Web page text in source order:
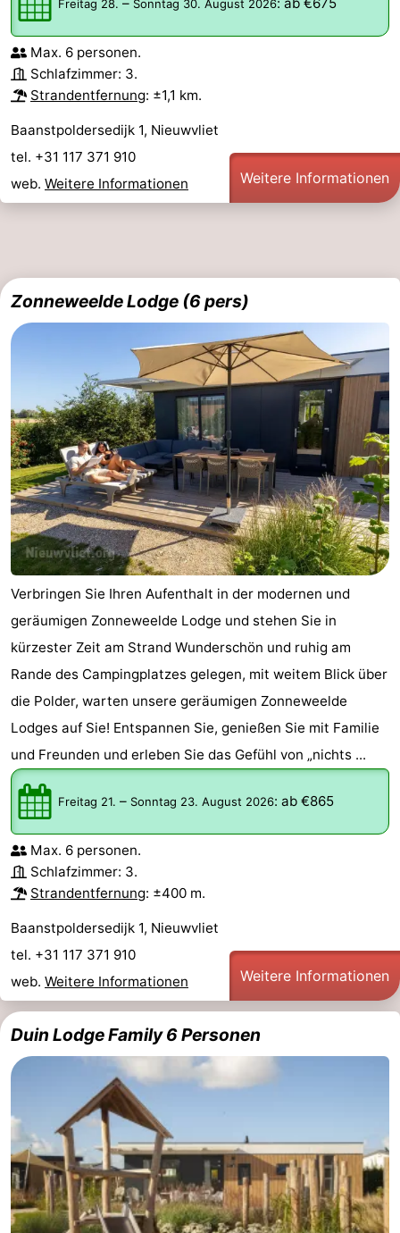
Freitag 28. Sonntag 30. August 2026
Max. 6 personen.
Schlafzimmer: 3.
Strandentfernung: ±1,1 km.
Baanstpoldersedijk 1, Nieuwvliet
tel. +31 117 371 910
web. Weitere Informationen Weitere Informationen
Zonneweelde Lodge (6 pers)
Verbringen Sie Ihren Aufenthalt in der modernen und
geräumigen Zonneweelde Lodge und stehen Sie in
kürzester Zeit am Strand Wunderschön und ruhig am
Rande des Campingplatzes gelegen, mit weitem Blick über
die Polder, warten unsere geräumigen Zonneweelde
Lodges auf Sie! Entspannen Sie, genießen Sie mit Familie
und Freunden und erleben Sie das Gefühl von „nichts ...
Freitag 21. – Sonntag 23. August 2026: ab €865
Max. 6 personen.
Schlafzimmer: 3.
Strandentfernung: ±400 m.
Baanstpoldersedijk 1, Nieuwvliet
tel. +31 117 371 910
web. Weitere Informationen Weitere Informationen
Duin Lodge Family 6 Personen